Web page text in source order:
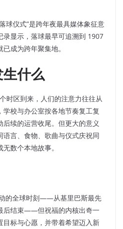
球仪式”是跨年夜最具媒体象征意
录显示，落球最早可追溯到 1907
成为跨年聚集地。
什么
时区到来，人们的注意力往往从
校与办公室按各地节奏复工复
续的运营收尾。但更大的意义
言、食物、歌曲与仪式庆祝同
数个本地故事。
的全球时刻——从基里巴斯最先
后结束——但祝福的内核出奇一
目标与心愿，并带着希望迈入新